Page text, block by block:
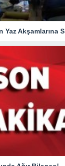
Yaz Akşamlarına